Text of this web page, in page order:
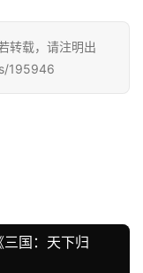
转载，请注明出
195946
国：天下归